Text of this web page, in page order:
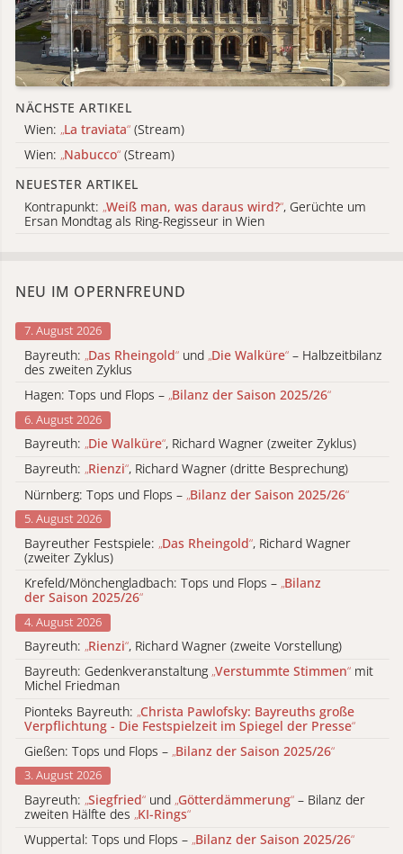
NÄCHSTE ARTIKEL
Wien: „La traviata“ (Stream)
Wien: „Nabucco“ (Stream)
NEUESTER ARTIKEL
Kontrapunkt: „Weiß man, was daraus wird?“, Gerüchte um
Ersan Mondtag als Ring-Regisseur in Wien
NEU IM OPERNFREUND
7. August 2026
Bayreuth: „Das Rheingold“ und „Die Walküre“ – Halbzeitbilanz
des zweiten Zyklus
Hagen: Tops und Flops – „Bilanz der Saison 2025/26“
6. August 2026
Bayreuth: „Die Walküre“, Richard Wagner (zweiter Zyklus)
Bayreuth: „Rienzi“, Richard Wagner (dritte Besprechung)
Nürnberg: Tops und Flops – „Bilanz der Saison 2025/26“
5. August 2026
Bayreuther Festspiele: „Das Rheingold“, Richard Wagner
(zweiter Zyklus)
Krefeld/Mönchengladbach: Tops und Flops – „Bilanz
der Saison 2025/26“
4. August 2026
Bayreuth: „Rienzi“, Richard Wagner (zweite Vorstellung)
Bayreuth: Gedenkveranstaltung „Verstummte Stimmen“ mit
Michel Friedman
Pionteks Bayreuth: „Christa Pawlofsky: Bayreuths große
Verpflichtung - Die Festspielzeit im Spiegel der Presse“
Gießen: Tops und Flops – „Bilanz der Saison 2025/26“
3. August 2026
Bayreuth: „Siegfried“ und „Götterdämmerung“ – Bilanz der
zweiten Hälfte des „KI-Rings“
Wuppertal: Tops und Flops – „Bilanz der Saison 2025/26“